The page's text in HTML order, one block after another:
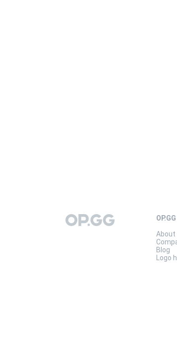
OP.GG
OP.GG
About
Blog
Logo